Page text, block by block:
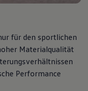
für den sportlichen
Materialqualität
Performance